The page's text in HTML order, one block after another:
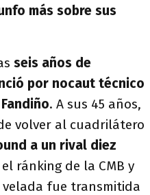
más sobre sus
seis años de
por nocaut técnico
. A sus 45 años,
volver al cuadrilátero
a un rival diez
ránking de la CMB y
velada fue transmitida